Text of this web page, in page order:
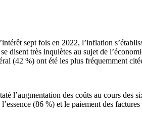
sept fois en 2022, l’inflation
disent très inquiètes au sujet de
(42 %) ont été les plus fréquemment
l’augmentation des coûts au cours
(86 %) et le paiement des